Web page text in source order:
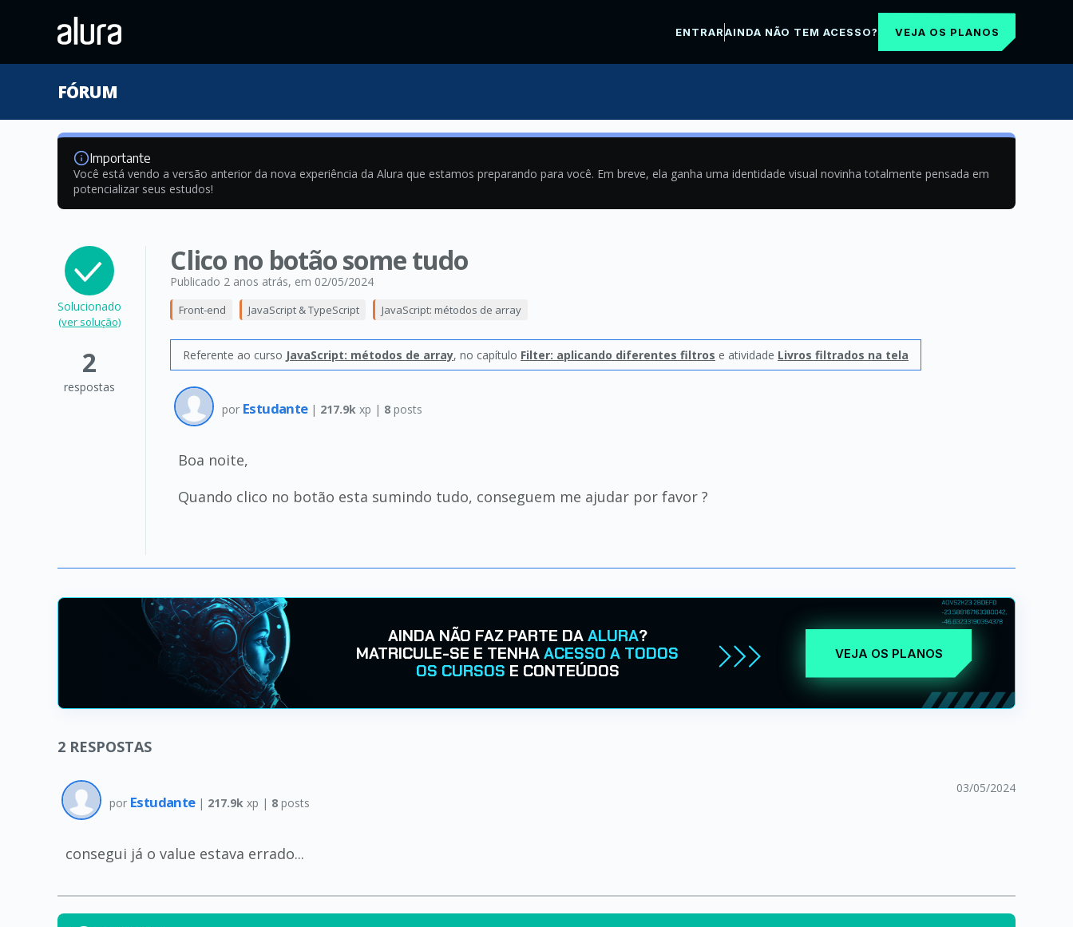
ENTRARAINDA NÃO TEM ACESSO? VEJA OS PLANOS
FÓRUM
Importante
Você está vendo a versão anterior da nova experiência da Alura que estamos preparando para você. Em breve, ela ganha uma identidade visual novinha totalmente pensada em
potencializar seus estudos!
Solucionado
(ver solução)
2
respostas
Clico no botão some tudo
Publicado 2 anos atrás, em 02/05/2024
Front-end JavaScript & TypeScript JavaScript: métodos de array
Referente ao curso JavaScript: métodos de array, no capítulo Filter: aplicando diferentes filtros e atividade Livros filtrados na tela
por Estudante | 217.9k xp | 8 posts
Boa noite,
Quando clico no botão esta sumindo tudo, conseguem me ajudar por favor ?
AINDA NÃO FAZ PARTE DAALURA?
MATRICULE-SE E TENHAACESSO A TODOS
OS CURSOS E CONTEÚDOS
VEJA OS PLANOS
2 RESPOSTAS
por Estudante | 217.9k xp | 8 posts
03/05/2024
consegui já o value estava errado...